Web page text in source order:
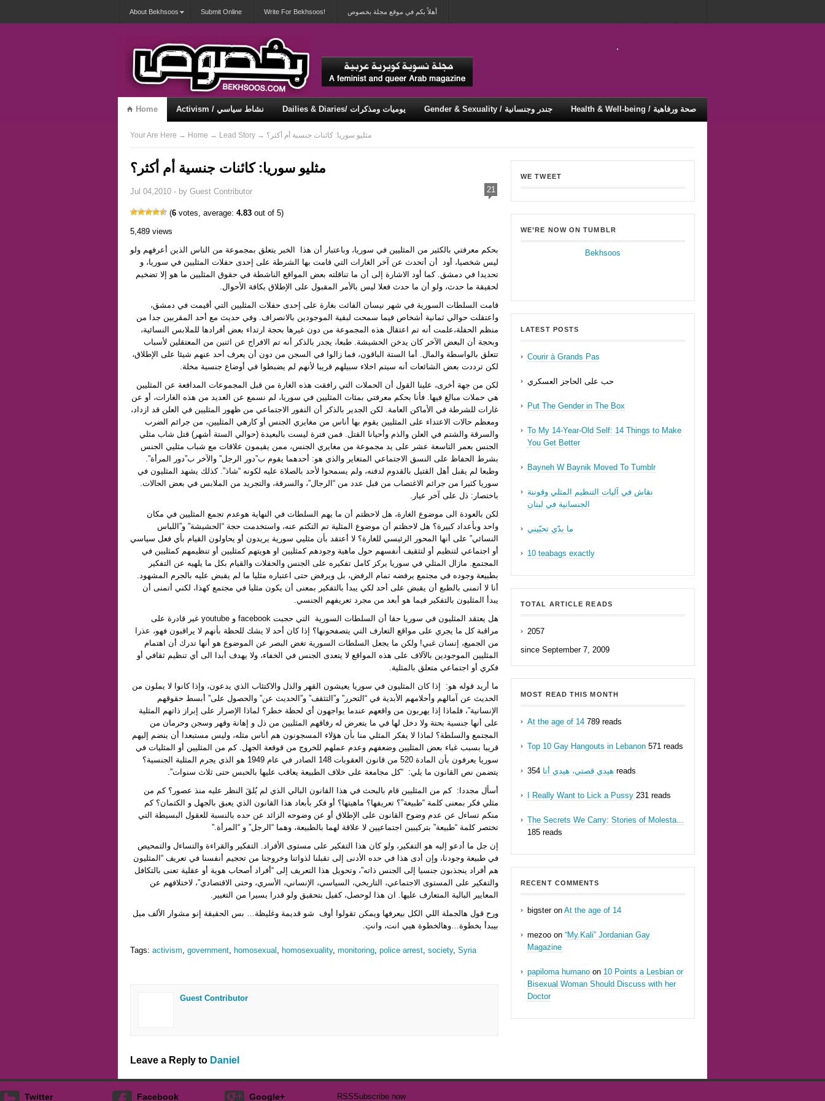
About Bekhsoos Submit Online Write For Bekhsoos! أهلاً بكم في موقع مجلة بخصوص
Home Activism / نشاط سياسي Dailies & Diaries/ يوميات ومذكرات Gender & Sexuality / جندر وجنسانية Health & Well-being / صحة ورفاهية
Misqueerious / متكويريات Security & Violence / أمان وعنف Your Are Here → Home → Lead Story → مثليو سوريا: كائنات جنسية أم أكثر؟
مثليو سوريا: كائنات جنسية أم أكثر؟
Jul 04,2010 - by Guest Contributor 21
(6 votes, average: 4.83 out of 5)
5,489 views
بحكم معرفتي بالكثير من المثليين في سوريا، وباعتبار أن هذا الخبر يتعلق بمجموعة من الناس الذين أعرفهم ولو
ليس شخصيا، أود أن أتحدث عن آخر الغارات التي قامت بها الشرطة على إحدى حفلات المثليين في سوريا، و
تحديدا في دمشق. كما أود الاشارة إلى أن ما تناقلته بعض المواقع الناشطة في حقوق المثليين ما هو إلا تضخيم
لحقيقة ما حدث، ولو أن ما حدث فعلا ليس بالأمر المقبول على الإطلاق بكافة الأحوال.
قامت السلطات السورية في شهر نيسان الفائت بغارة على إحدى حفلات المثليين التي أقيمت في دمشق،
واعتقلت حوالي ثمانية أشخاص فيما سمحت لبقية الموجودين بالانصراف. وفي حديث مع أحد المقربين جدا من
منظم الحفلة،علمت أنه تم اعتقال هذه المجموعة من دون غيرها بحجة ارتداء بعض أفرادها للملابس النسائية،
وبحجة أن البعض الآخر كان يدخن الحشيشة. طبعا، يجدر بالذكر أنه تم الافراج عن اثنين من المعتقلين لأسباب
تتعلق بالواسطة والمال. أما الستة الباقون، فما زالوا في السجن من دون أن يعرف أحد عنهم شيئا على الإطلاق،
لكن ترددت بعض الشائعات أنه سيتم اخلاء سبيلهم قريبا لأنهم لم يضبطوا في أوضاع جنسية مخلة.
لكن من جهة أخرى، علينا القول أن الحملات التي رافقت هذه الغارة من قبل المجموعات المدافعة عن المثليين
هي حملات مبالغ فيها. فأنا بحكم معرفتي بمئات المثليين في سوريا، لم نسمع عن العديد من هذه الغارات، أو عن
غارات للشرطة في الأماكن العامة. لكن الجدير بالذكر أن النفور الاجتماعي من ظهور المثليين في العلن قد ازداد،
ومعظم حالات الاعتداء على المثليين يقوم بها أناس من مغايري الجنس أو كارهي المثليين، من جرائم الضرب
والسرقة والشتم في العلن والذم وأحيانا القتل. فمن فترة ليست بالبعيدة (حوالي الستة أشهر) قتل شاب مثلي
الجنس بعمر التاسعة عشر على يد مجموعة من مغايري الجنس، ممن يقيمون علاقات مع شباب مثليي الجنس
بشرط الحفاظ على النسق الاجتماعي المتغاير والذي هو: أحدهما يقوم ب”دور الرجل” والآخر ب”دور المرأة”.
وطبعا لم يقبل أهل القتيل بالقدوم لدفنه، ولم يسمحوا لأحد بالصلاة عليه لكونه “شاذ”. كذلك يشهد المثليون في
سوريا كثيرا من جرائم الاغتصاب من قبل عدد من “الرجال”، والسرقة، والتجريد من الملابس في بعض الحالات.
باختصار: ذل على آخر عيار.
لكن بالعودة الى موضوع الغارة، هل لاحظتم أن ما يهم السلطات في النهاية هوعدم تجمع المثليين في مكان
واحد وبأعداد كبيرة؟ هل لاحظتم أن موضوع المثلية تم التكتم عنه، واستخدمت حجة “الحشيشة” و”اللباس
النسائي” على أنها المحور الرئيسي للغارة؟ لا أعتقد بأن مثليي سورية يريدون أو يحاولون القيام بأي فعل سياسي
أو اجتماعي لتنظيم أو لتثقيف أنفسهم حول ماهية وجودهم كمثليين او هويتهم كمثليين أو تنظيمهم كمثليين في
المجتمع. مازال المثلي في سوريا يركز كامل تفكيره على الجنس والحفلات والقيام بكل ما يلهيه عن التفكير
بطبيعة وجوده في مجتمع يرفضه تمام الرفض، بل ويرفض حتى اعتباره مثليا ما لم يقبض عليه بالجرم المشهود.
أنا لا أتمنى بالطبع أن يقبض على أحد لكي يبدأ بالتفكير بمعنى أن يكون مثليا في مجتمع كهذا، لكني أتمنى أن
يبدأ المثليون بالتفكير فيما هو أبعد من مجرد تعريفهم الجنسي.
هل يعتقد المثليون في سوريا حقا أن السلطات السورية التي حجبت facebook و youtube غير قادرة على
مراقبة كل ما يجري على مواقع التعارف التي يتصفحونها؟ إذا كان أحد لا يشك للحظة بأنهم لا يراقبون فهو، عذرا
من الجميع، إنسان غبي! ولكن ما يجعل السلطات السورية تغض البصر عن الموضوع هو أنها تدرك أن اهتمام
المثليين الموجودين بالآلاف على هذه المواقع لا يتعدى الجنس في الخفاء، ولا يهدف أبدا الى أي تنظيم ثقافي أو
فكري أو اجتماعي متعلق بالمثلية.
ما أريد قوله هو: إذا كان المثليون في سوريا يعيشون القهر والذل والاكتئاب الذي يدعون، وإذا كانوا لا يملون من
الحديث عن آمالهم وأحلامهم الأبدية في “التحرر” و”التثقف” و”الحديث عن” والحصول على” أبسط حقوقهم
الإنسانية”، فلماذا إذا يهربون من واقعهم عندما يواجهون أي لحظة خطر؟ لماذا الإصرار على إبراز ذاتهم المثلية
على أنها جنسية بحتة ولا دخل لها في ما يتعرض له رفاقهم المثليين من ذل و إهانة وقهر وسجن وحرمان من
المجتمع والسلطة؟ لماذا لا يفكر المثلي منا بأن هؤلاء المسجونون هم أناس مثله، وليس مستبعدا أن ينضم إليهم
قريبا بسبب غباء بعض المثليين وضعفهم وعدم عملهم للخروج من قوقعة الجهل. كم من المثليين أو المثليات في
سوريا يعرفون بأن المادة 520 من قانون العقوبات 148 الصادر في عام 1949 هو الذي يجرم المثلية الجنسية؟
يتضمن نص القانون ما يلي: “كل مجامعة على خلاف الطبيعة يعاقب عليها بالحبس حتى ثلاث سنوات”.
أسأل مجددا: كم من المثليين قام بالبحث في هذا القانون البالي الذي لم يُلقَ النظر عليه منذ عصور؟ كم من
مثلي فكر بمعنى كلمة “طبيعة”؟ تعريفها؟ ماهيتها؟ أو فكر بأبعاد هذا القانون الذي يعبق بالجهل و الكتمان؟ كم
منكم تساءل عن عدم وضوح القانون على الإطلاق أو عن وضوحه الزائد عن حده بالنسبة للعقول البسيطة التي
تختصر كلمة “طبيعة” بتركيبين اجتماعيين لا علاقة لهما بالطبيعة، وهما “الرجل” و “المرأة.”
إن جل ما أدعو إليه هو التفكير، ولو كان هذا التفكير على مستوى الأفراد. التفكير والقراءة والتساءل والتمحيص
في طبيعة وجودنا، وإن أدى هذا في حده الأدنى إلى تقبلنا لذواتنا وخروجنا من تحجيم أنفسنا في تعريف “المثليون
هم أفراد ينجذبون جنسيا إلى الجنس ذاته”، وتحويل هذا التعريف إلى “أفراد أصحاب هوية أو عقلية تعنى بالتكافل
والتفكير على المستوى الاجتماعي، التاريخي، السياسي، الإنساني، الأسري، وحتى الاقتصادي”، لاختلافهم عن
المعايير البالية المتعارف عليها. ان هذا لوحصل، كفيل بتحقيق ولو قدرا يسيرا من التغيير.
ورح قول هالجملة اللي الكل بيعرفها ويمكن تقولوا أوف شو قديمة وغليظة… بس الحقيقة إنو مشوار الألف ميل
بيبدأ بخطوة…وهالخطوة هيي انت، وانتِ.
Tags: activism, government, homosexual , homosexuality, monitoring, police arrest, society, Syria
Guest Contributor
Leave a Reply to Daniel
WE TWEET
WE’RE NOW ON TUMBLR
Bekhsoos
LATEST POSTS
Courir à Grands Pas
حب على الحاجز العسكري
Put The Gender in The Box
To My 14-Year-Old Self: 14 Things to Make
You Get Better
Bayneh W Baynik Moved To Tumblr
نقاش في آليات التنظيم المثلي وقوننة
الجنسانية في لبنان
ما بدّي تحبّيني
10 teabags exactly
TOTAL ARTICLE READS
2057
since September 7, 2009
MOST READ THIS MONTH
At the age of 14 789 reads
Top 10 Gay Hangouts in Lebanon 571 reads
هيدي قصتي، هيدي أنا 354 reads
I Really Want to Lick a Pussy 231 reads
The Secrets We Carry: Stories of Molesta...
185 reads
RECENT COMMENTS
bigsteron At the age of 14
mezoo on “My.Kali” Jordanian Gay
Magazine
papiloma humano on 10 Points a Lesbian or
Bisexual Woman Should Discuss with her
Doctor
Twitter Facebook Google+ RSSSubscribe now